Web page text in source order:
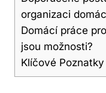
organizaci
Domácí práce
jsou možnosti?
Klíčové‍ Poznatky